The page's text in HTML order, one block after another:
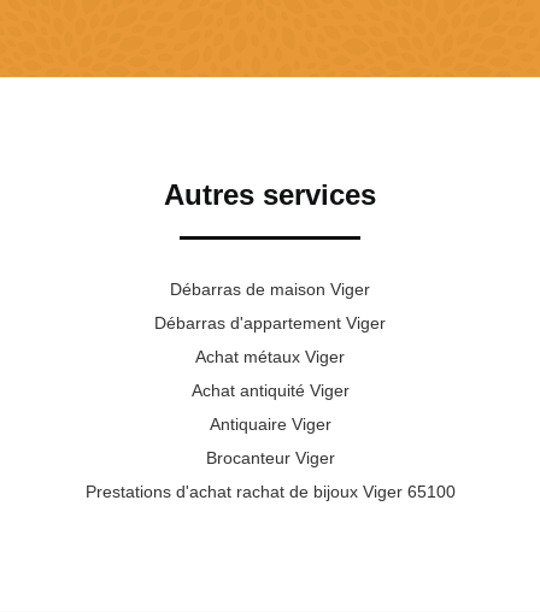
Autres services
Débarras de maison Viger
Débarras d'appartement Viger
Achat métaux Viger
Achat antiquité Viger
Antiquaire Viger
Brocanteur Viger
Prestations d'achat rachat de bijoux Viger 65100